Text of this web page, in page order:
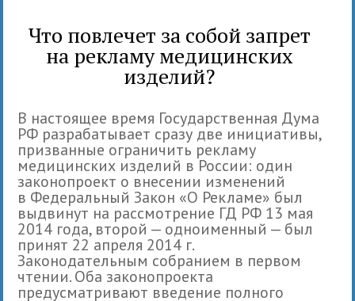
Что повлечет за собой запрет
на рекламу медицинских
изделий?
В настоящее время Государственная Дума
РФ разрабатывает сразу две инициативы,
призванные ограничить рекламу
медицинских изделий в России: один
законопроект о внесении изменений
в Федеральный Закон «О Рекламе» был
выдвинут на рассмотрение ГД РФ 13 мая
2014 года, второй — одноименный — был
принят 22 апреля 2014 г.
Законодательным собранием в первом
чтении. Оба законопроекта
предусматривают введение полного